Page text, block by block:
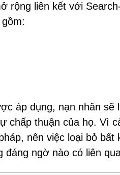
rộng liên kết với
áp dụng, nạn nhân
chấp thuận của họ. Vì
nên việc loại bỏ
ngờ nào có liên